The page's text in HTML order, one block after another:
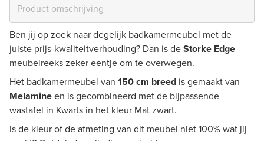
Ben jij op zoek naar degelijk badkamermeubel met de
juiste prijs-kwaliteitverhouding? Dan is deStorke Edge
meubelreeks zeker eentje om te overwegen.
Het badkamermeubel van 150 cm breed is gemaakt van
Melamineen is gecombineerd met de bijpassende
wastafel in Kwarts in het kleur Mat zwart.
Is de kleur of de afmeting van dit meubel niet 100% wat jij